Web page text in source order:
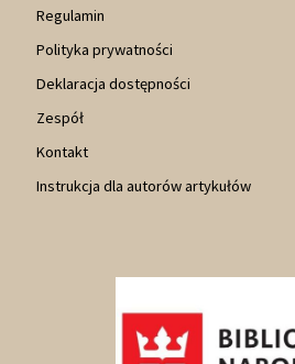
Regulamin
Polityka prywatności
Deklaracja dostępności
Zespół
Kontakt
Instrukcja dla autorów artykułów